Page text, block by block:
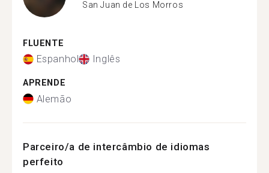
San Juan de Los Morros
FLUENTE
Espanhol Inglês
APRENDE
Alemão
Parceiro/a de intercâmbio de idiomas
perfeito